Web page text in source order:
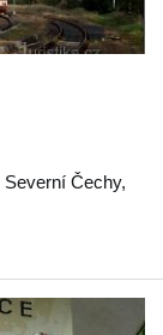
Severní Čechy,